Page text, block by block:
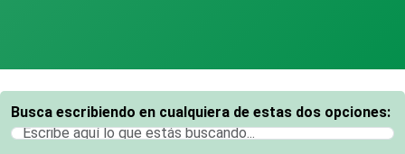
Busca escribiendo en cualquiera de estas dos opciones: